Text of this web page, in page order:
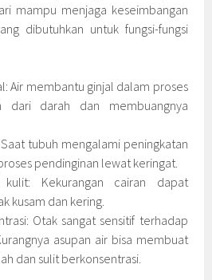
mampu menjaga keseimbangan
dibutuhkan untuk fungsi-fungsi
Air membantu ginjal dalam proses
dari darah dan membuangnya
tubuh mengalami peningkatan
pendinginan lewat keringat.
kulit: Kekurangan cairan dapat
kusam dan kering.
Otak sangat sensitif terhadap
asupan air bisa membuat
dan sulit berkonsentrasi.